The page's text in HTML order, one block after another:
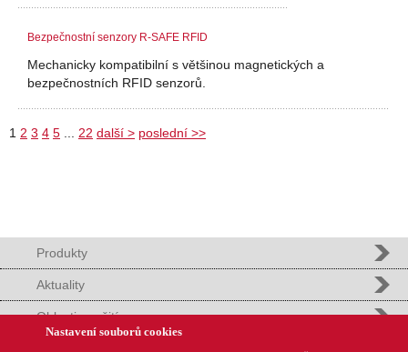
Bezpečnostní senzory R-SAFE RFID
Mechanicky kompatibilní s většinou magnetických a
bezpečnostních RFID senzorů.
1 2 3 4 5 22 další > poslední >>
Produkty
Aktuality
Oblasti použití
Nastavení souborů cookies